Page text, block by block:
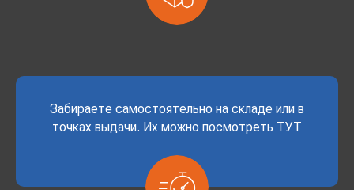
Забираете самостоятельно на складе или в
точках выдачи. Их можно посмотреть ТУТ